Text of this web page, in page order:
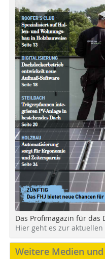
Das Profimagazin für das
Hier geht es zur
Weitere Medien